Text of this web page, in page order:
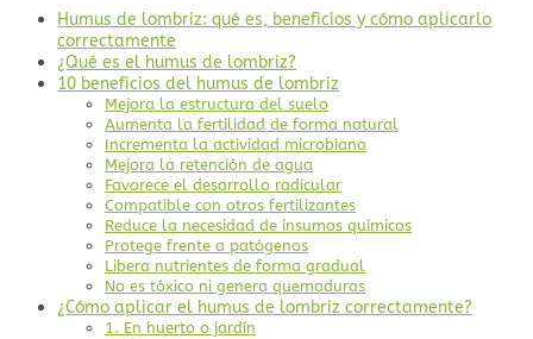
Humus de lombriz: qué es, beneficios y cómo aplicarlo
correctamente
¿Qué es el humus de lombriz?
10 beneficios del humus de lombriz
Mejora la estructura del suelo
Aumenta la fertilidad de forma natural
Incrementa la actividad microbiana
Mejora la retención de agua
Favorece el desarrollo radicular
Compatible con otros fertilizantes
Reduce la necesidad de insumos químicos
Protege frente a patógenos
Libera nutrientes de forma gradual
No es tóxico ni genera quemaduras
¿Cómo aplicar el humus de lombriz correctamente?
1. En huerto o jardín